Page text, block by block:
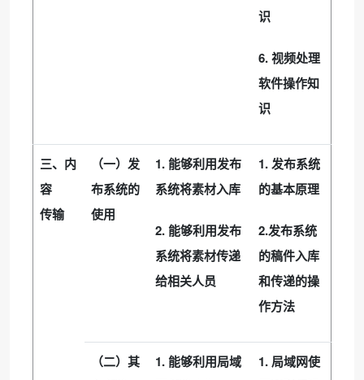
识
6. 视频处理
软件操作知
识
三、内
容
传输
（一）发
布系统的
使用
1. 能够利用发布
系统将素材入库
2. 能够利用发布
系统将素材传递
给相关人员
1. 发布系统
的基本原理
2.发布系统
的稿件入库
和传递的操
作方法
（二）其
1. 能够利用局域
1. 局域网使